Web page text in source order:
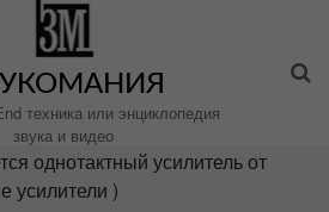
техника или энциклопедия
звука и видео
однотактный усилитель от
усилители )